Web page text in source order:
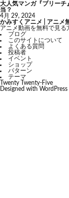
大人気マンガ『ブリーチ
当？
4月 29, 2024
かみすくアニメ | アニメ
アニメ動画を無料で見る
ブログ
このサイトについて
よくある質問
投稿者
イベント
ショップ
パターン
テーマ
Twenty Twenty-Five
Designed with WordPress